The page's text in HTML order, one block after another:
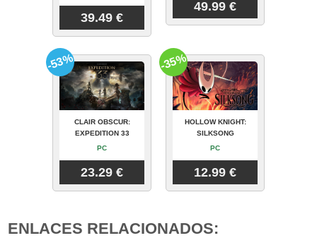
39.49 €
49.99 €
CLAIR OBSCUR:
EXPEDITION 33
PC
23.29 €
-53%
HOLLOW KNIGHT:
SILKSONG
PC
12.99 €
-35%
ENLACES RELACIONADOS: